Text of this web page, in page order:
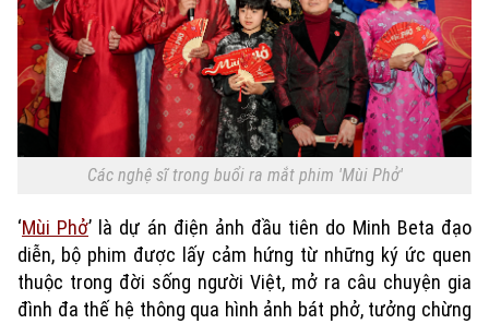
Các nghệ sĩ trong buổi ra mắt phim 'Mùi Phở'
‘Mùi Phở’ là dự án điện ảnh đầu tiên do Minh Beta đạo
diễn, bộ phim được lấy cảm hứng từ những ký ức quen
thuộc trong đời sống người Việt, mở ra câu chuyện gia
đình đa thế hệ thông qua hình ảnh bát phở, tưởng chừng